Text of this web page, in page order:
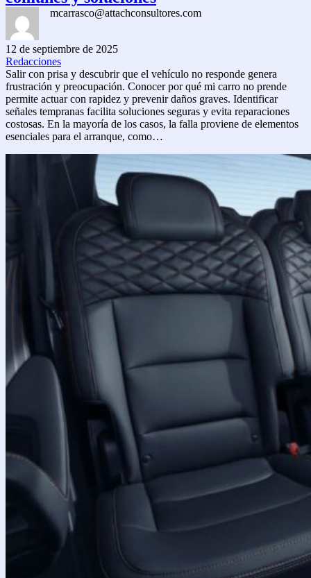
mcarrasco@attachconsultores.com
12 de septiembre de 2025
Redacciones
Salir con prisa y descubrir que el vehículo no responde genera
frustración y preocupación. Conocer por qué mi carro no prende
permite actuar con rapidez y prevenir daños graves. Identificar
señales tempranas facilita soluciones seguras y evita reparaciones
costosas. En la mayoría de los casos, la falla proviene de elementos
esenciales para el arranque, como…